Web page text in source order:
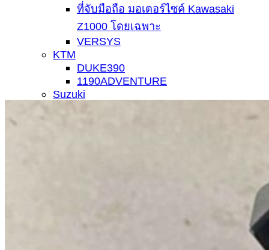
ที่จับมือถือ มอเตอร์ไซค์ Kawasaki
Z1000 โดยเฉพาะ
VERSYS
KTM
DUKE390
1190ADVENTURE
Suzuki
TMAX